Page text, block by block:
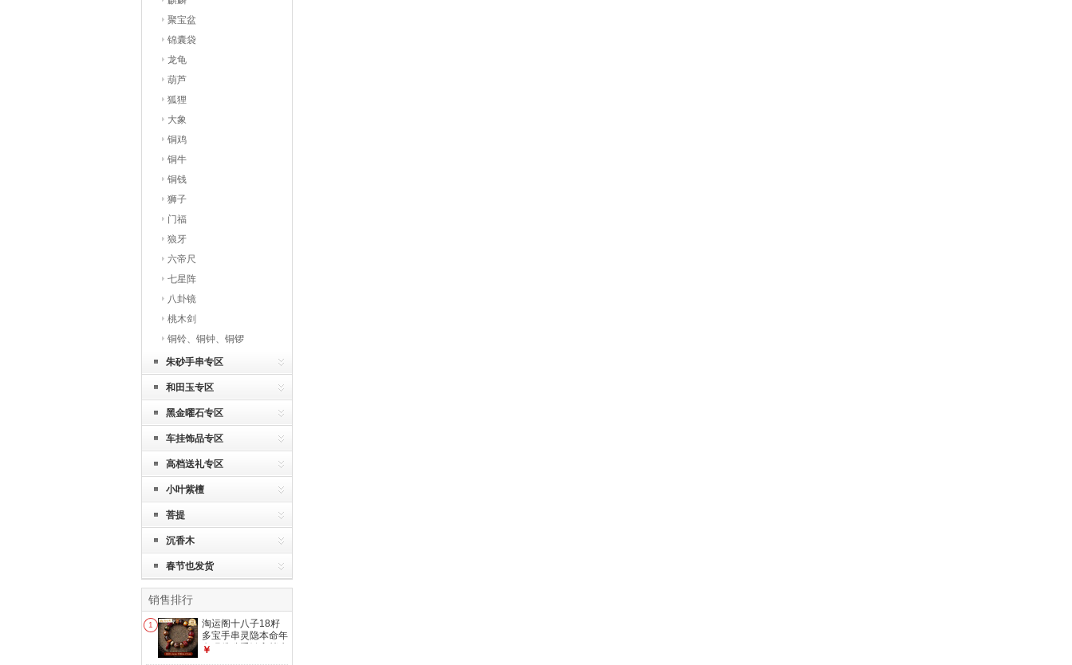
聚宝盆
锦囊袋
龙龟
葫芦
狐狸
大象
铜鸡
铜牛
铜钱
狮子
门福
狼牙
六帝尺
七星阵
八卦镜
桃木剑
铜铃、铜钟、铜锣
朱砂手串专区
和田玉专区
黑金曜石专区
车挂饰品专区
高档送礼专区
小叶紫檀
菩提
沉香木
春节也发货
销售排行
1
淘运阁十八子18籽
多宝手串灵隐本命年
盘玩佛珠手链高档生
￥